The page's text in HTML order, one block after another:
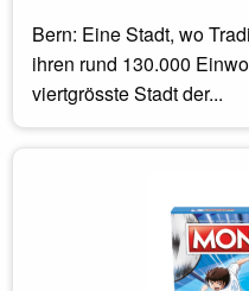
Bern: Eine Stadt, wo
ihren rund 130.000
viertgrösste Stadt der...